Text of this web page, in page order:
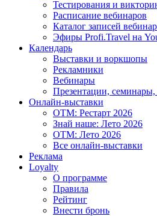
Тестирования и
Расписание вебинаров
Каталог записей
Эфиры Profi.Travel на
Календарь
Выставки и воркшопы
Рекламники
Вебинары
Презентации,
Онлайн-выставки
OTM: Рестарт 2026
Знай наше: Лето 2026
OTM: Лето 2026
Все онлайн-выставки
Реклама
Loyalty
О программе
Правила
Рейтинг
Внести бронь